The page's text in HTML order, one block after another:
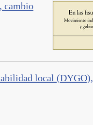
cambio
local (DYGO),